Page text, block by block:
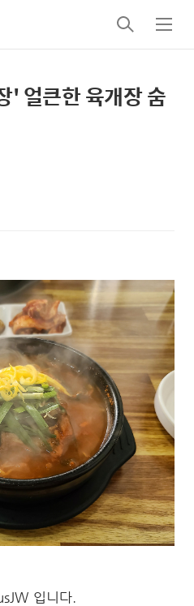
검
색
메
뉴
' 얼큰한 육개장 숨
입니다.